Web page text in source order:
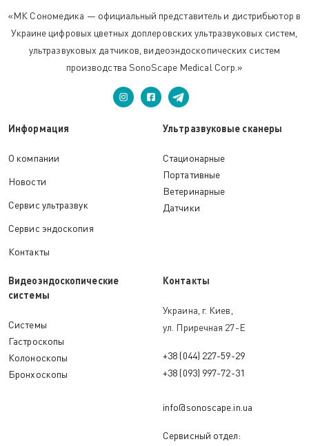
«МК Сономедика — официальный представитель и дистрибьютор в
Украине цифровых цветных доплеровских ультразвуковых систем,
ультразвуковых датчиков, видеоэндоскопических систем
производства SonoScape Medical Corp.»
Информация
О компании
Новости
Сервис ультразвук
Сервис эндоскопия
Контакты
Ультразвуковые сканеры
Стационарные
Портативные
Ветеринарные
Датчики
Видеоэндоскопические
системы
Системы
Гастроскопы
Колоноскопы
Бронхоскопы
Контакты
Украина, г. Киев,
ул. Приречная 27-Е
+38 (044) 227-59-29
+38 (093) 997-72-31
info@sonoscape.in.ua
Сервисный отдел: